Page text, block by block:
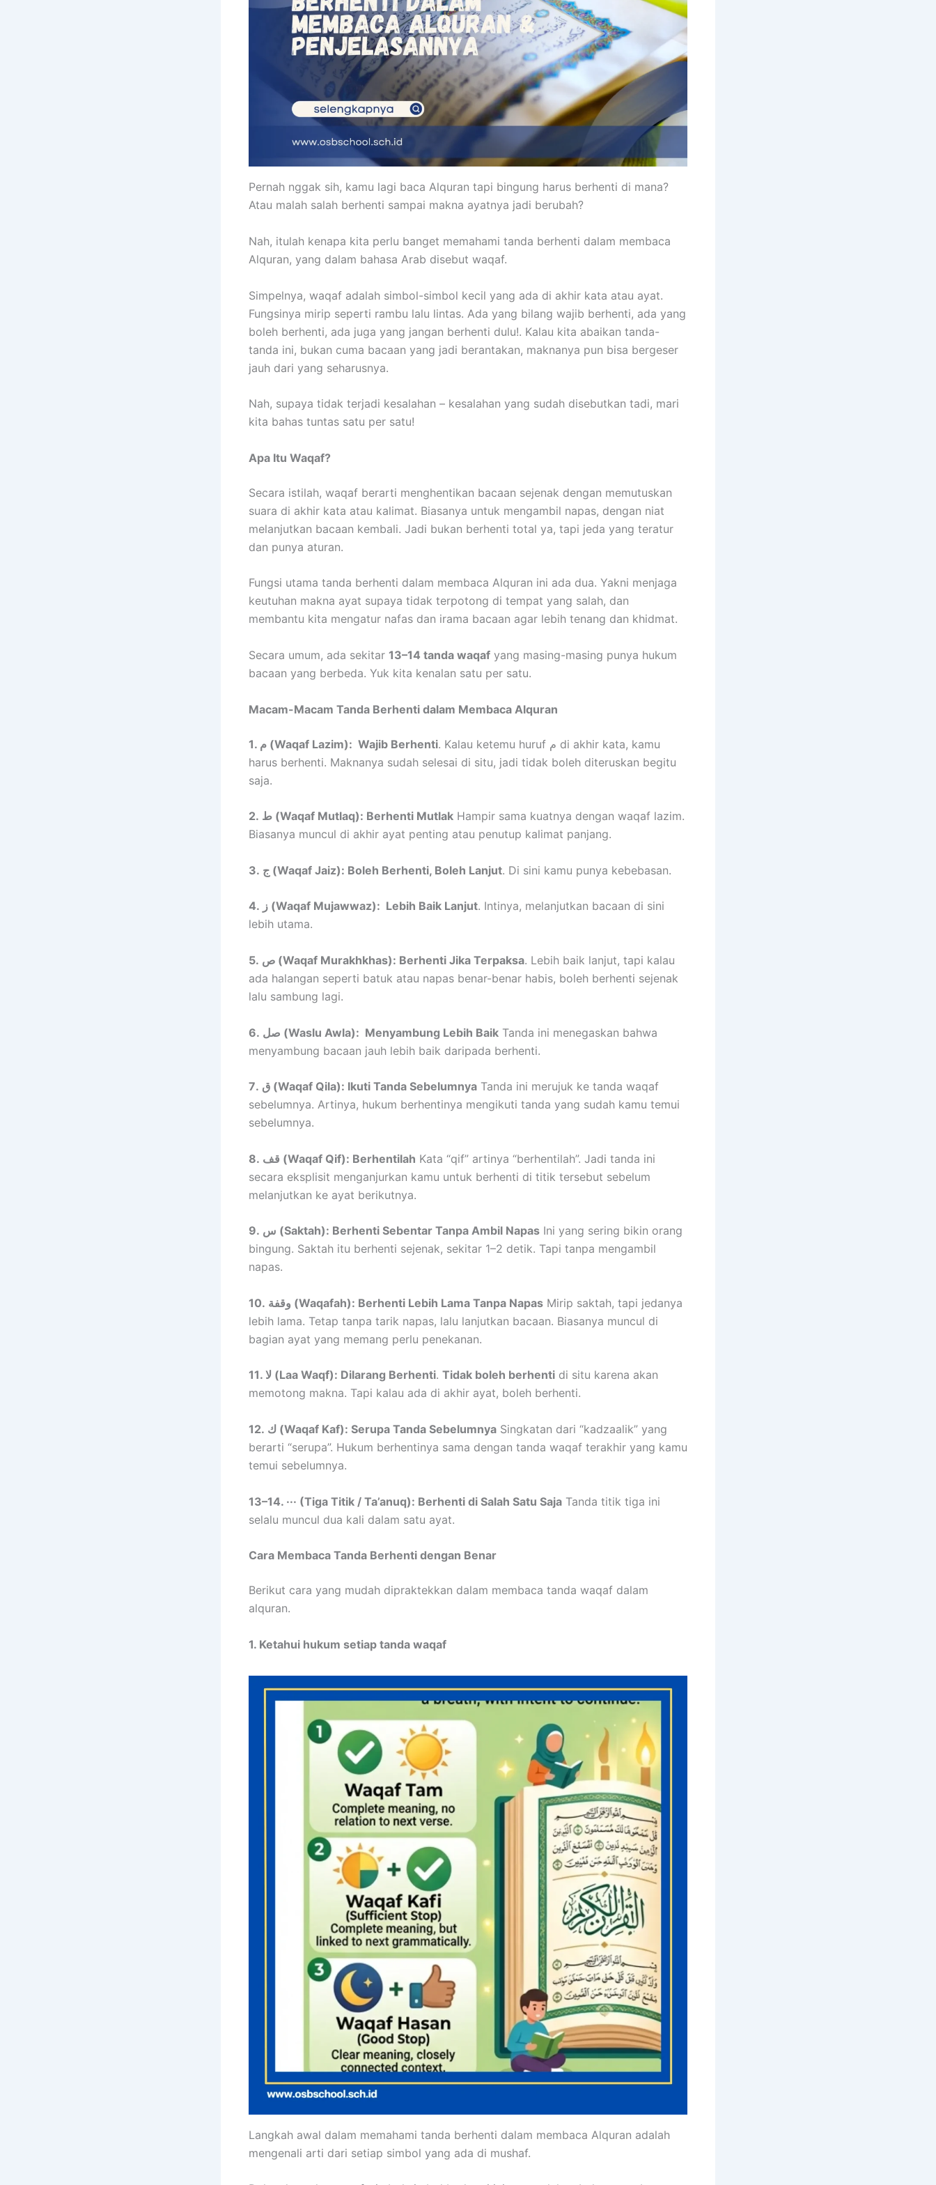
Pernah nggak sih, kamu lagi baca Alquran tapi bingung harus berhenti di mana?
Atau malah salah berhenti sampai makna ayatnya jadi berubah?
Nah, itulah kenapa kita perlu banget memahami tanda berhenti dalam membaca
Alquran, yang dalam bahasa Arab disebut waqaf.
Simpelnya, waqaf adalah simbol-simbol kecil yang ada di akhir kata atau ayat.
Fungsinya mirip seperti rambu lalu lintas. Ada yang bilang wajib berhenti, ada yang
boleh berhenti, ada juga yang jangan berhenti dulu!. Kalau kita abaikan tanda-
tanda ini, bukan cuma bacaan yang jadi berantakan, maknanya pun bisa bergeser
jauh dari yang seharusnya.
Nah, supaya tidak terjadi kesalahan – kesalahan yang sudah disebutkan tadi, mari
kita bahas tuntas satu per satu!
Apa Itu Waqaf?
Secara istilah, waqaf berarti menghentikan bacaan sejenak dengan memutuskan
suara di akhir kata atau kalimat. Biasanya untuk mengambil napas, dengan niat
melanjutkan bacaan kembali. Jadi bukan berhenti total ya, tapi jeda yang teratur
dan punya aturan.
Fungsi utama tanda berhenti dalam membaca Alquran ini ada dua. Yakni menjaga
keutuhan makna ayat supaya tidak terpotong di tempat yang salah, dan
membantu kita mengatur nafas dan irama bacaan agar lebih tenang dan khidmat.
Secara umum, ada sekitar 13–14 tanda waqaf yang masing-masing punya hukum
bacaan yang berbeda. Yuk kita kenalan satu per satu.
Macam-Macam Tanda Berhenti dalam Membaca Alquran
1. م (Waqaf Lazim): Wajib Berhenti. Kalau ketemu huruf م di akhir kata, kamu
harus berhenti. Maknanya sudah selesai di situ, jadi tidak boleh diteruskan begitu
saja.
2. ط (Waqaf Mutlaq): Berhenti Mutlak Hampir sama kuatnya dengan waqaf lazim.
Biasanya muncul di akhir ayat penting atau penutup kalimat panjang.
3. ج (Waqaf Jaiz): Boleh Berhenti, Boleh Lanjut. Di sini kamu punya kebebasan.
4. ز (Waqaf Mujawwaz): Lebih Baik Lanjut. Intinya, melanjutkan bacaan di sini
lebih utama.
5. ص (Waqaf Murakhkhas): Berhenti Jika Terpaksa. Lebih baik lanjut, tapi kalau
ada halangan seperti batuk atau napas benar-benar habis, boleh berhenti sejenak
lalu sambung lagi.
6. صل (Waslu Awla): Menyambung Lebih Baik Tanda ini menegaskan bahwa
menyambung bacaan jauh lebih baik daripada berhenti.
7. ق (Waqaf Qila): Ikuti Tanda Sebelumnya Tanda ini merujuk ke tanda waqaf
sebelumnya. Artinya, hukum berhentinya mengikuti tanda yang sudah kamu temui
sebelumnya.
8. قف (Waqaf Qif): Berhentilah Kata “qif” artinya “berhentilah”. Jadi tanda ini
secara eksplisit menganjurkan kamu untuk berhenti di titik tersebut sebelum
melanjutkan ke ayat berikutnya.
9. س (Saktah): Berhenti Sebentar Tanpa Ambil Napas Ini yang sering bikin orang
bingung. Saktah itu berhenti sejenak, sekitar 1–2 detik. Tapi tanpa mengambil
napas.
10. وقفة (Waqafah): Berhenti Lebih Lama Tanpa Napas Mirip saktah, tapi jedanya
lebih lama. Tetap tanpa tarik napas, lalu lanjutkan bacaan. Biasanya muncul di
bagian ayat yang memang perlu penekanan.
11. لا (Laa Waqf): Dilarang Berhenti. Tidak boleh berhenti di situ karena akan
memotong makna. Tapi kalau ada di akhir ayat, boleh berhenti.
12. ك (Waqaf Kaf): Serupa Tanda Sebelumnya Singkatan dari “kadzaalik” yang
berarti “serupa”. Hukum berhentinya sama dengan tanda waqaf terakhir yang kamu
temui sebelumnya.
13–14. ··· (Tiga Titik / Ta’anuq): Berhenti di Salah Satu Saja Tanda titik tiga ini
selalu muncul dua kali dalam satu ayat.
Cara Membaca Tanda Berhenti dengan Benar
Berikut cara yang mudah dipraktekkan dalam membaca tanda waqaf dalam
alquran.
1. Ketahui hukum setiap tanda waqaf
Langkah awal dalam memahami tanda berhenti dalam membaca Alquran adalah
mengenali arti dari setiap simbol yang ada di mushaf.